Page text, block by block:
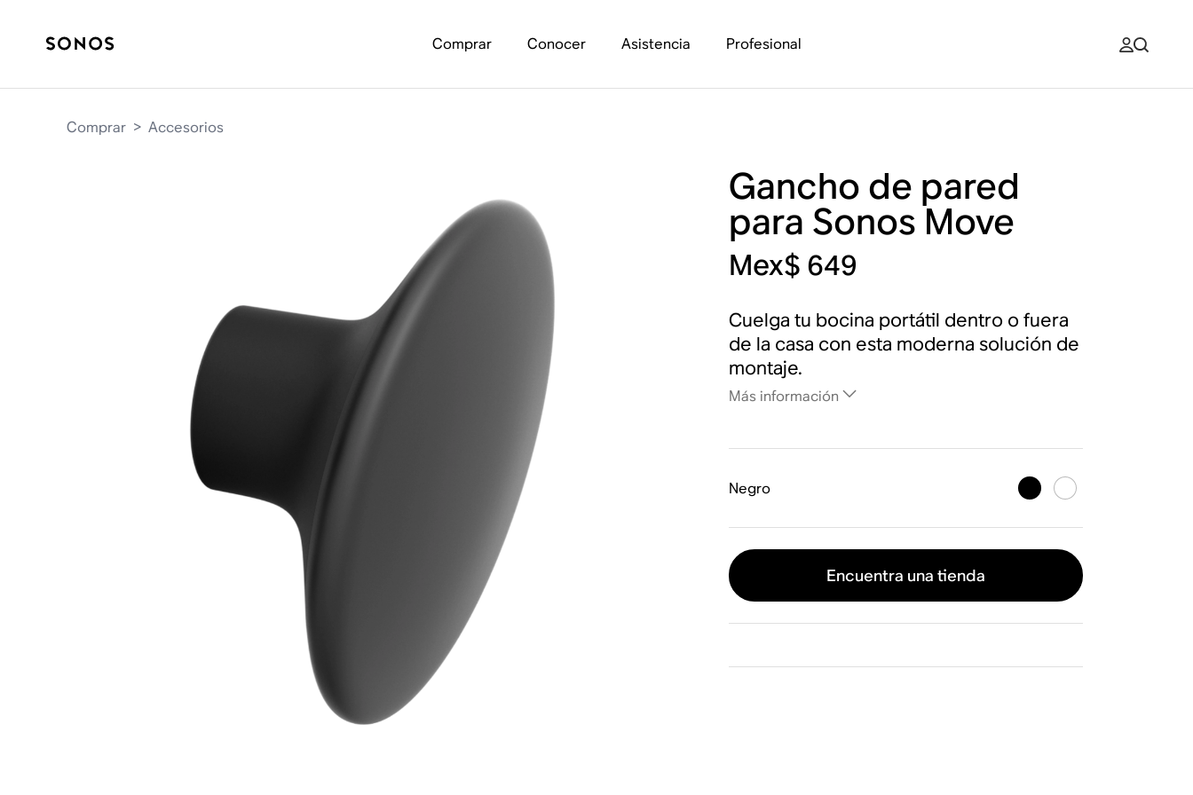
Comprar Conocer Asistencia Profesional
Comprar > Accesorios
Gancho de pared
para Sonos Move
Mex$ 649
Cuelga tu bocina portátil dentro o fuera
de la casa con esta moderna solución de
montaje.
Más información
Negro
Encuentra una tienda